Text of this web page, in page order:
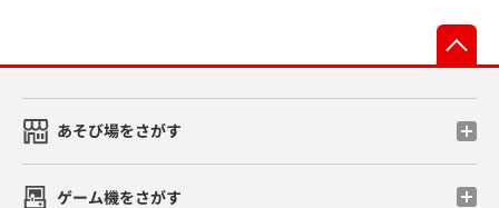
あそび場をさがす
ゲーム機をさがす